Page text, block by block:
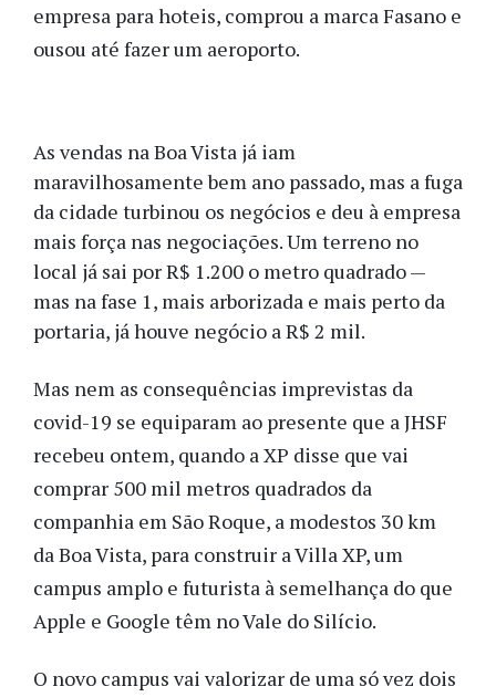
empresa para hoteis, comprou a marca Fasano e
ousou até fazer um aeroporto.
As vendas na Boa Vista já iam
maravilhosamente bem ano passado, mas a fuga
da cidade turbinou os negócios e deu à empresa
mais força nas negociações. Um terreno no
local já sai por R$ 1.200 o metro quadrado —
mas na fase 1, mais arborizada e mais perto da
portaria, já houve negócio a R$ 2 mil.
Mas nem as consequências imprevistas da
covid-19 se equiparam ao presente que a JHSF
recebeu ontem, quando a XP disse que vai
comprar 500 mil metros quadrados da
companhia em São Roque, a modestos 30 km
da Boa Vista, para construir a Villa XP, um
campus amplo e futurista à semelhança do que
Apple e Google têm no Vale do Silício.
O novo campus vai valorizar de uma só vez dois